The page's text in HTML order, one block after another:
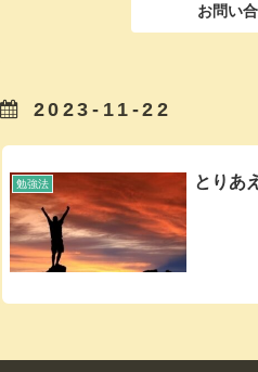
お問い
2023-11-22
勉強法 とりあ